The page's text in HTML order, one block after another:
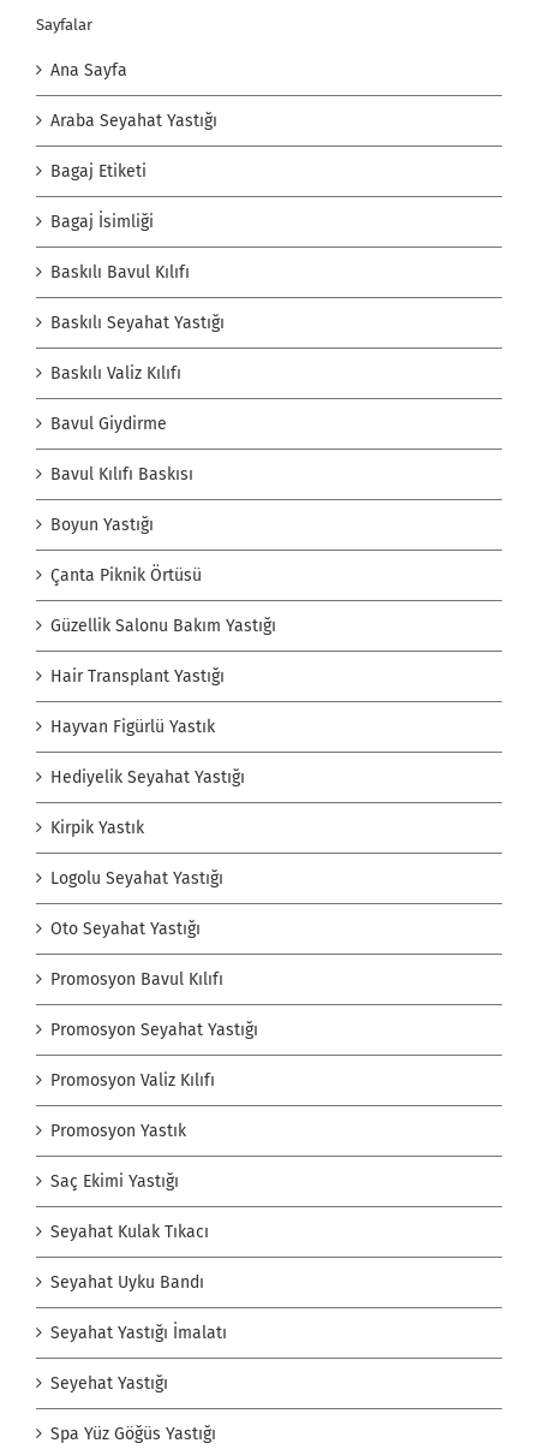
Sayfalar
Ana Sayfa
Araba Seyahat Yastığı
Bagaj Etiketi
Bagaj İsimliği
Baskılı Bavul Kılıfı
Baskılı Seyahat Yastığı
Baskılı Valiz Kılıfı
Bavul Giydirme
Bavul Kılıfı Baskısı
Boyun Yastığı
Çanta Piknik Örtüsü
Güzellik Salonu Bakım Yastığı
Hair Transplant Yastığı
Hayvan Figürlü Yastık
Hediyelik Seyahat Yastığı
Kirpik Yastık
Logolu Seyahat Yastığı
Oto Seyahat Yastığı
Promosyon Bavul Kılıfı
Promosyon Seyahat Yastığı
Promosyon Valiz Kılıfı
Promosyon Yastık
Saç Ekimi Yastığı
Seyahat Kulak Tıkacı
Seyahat Uyku Bandı
Seyahat Yastığı İmalatı
Seyehat Yastığı
Spa Yüz Göğüs Yastığı